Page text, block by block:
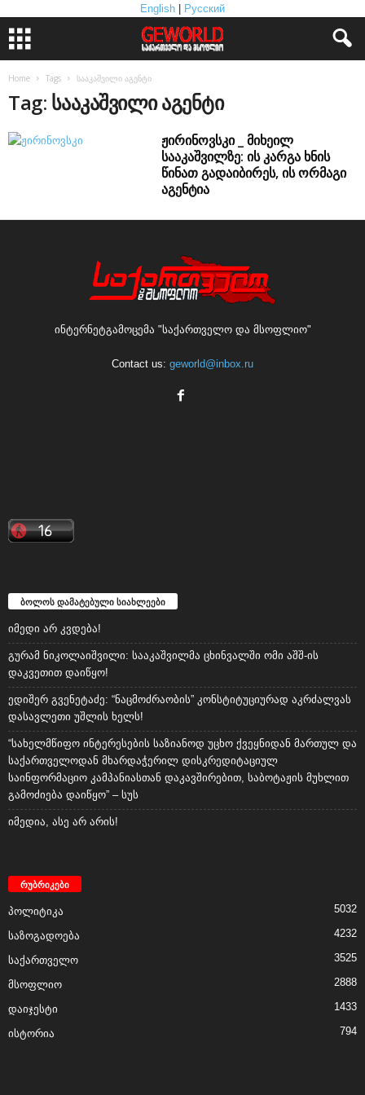
English Русский
Home Tags სააკაშვილი აგენტი
Tag: სააკაშვილი აგენტი
ჟირინოვსკი _ მიხეილ
სააკაშვილზე: ის კარგა ხნის
წინათ გადაიბირეს, ის ორმაგი
აგენტია
ინტერნეტგამოცემა "საქართველო და მსოფლიო"
Contact us: geworld@inbox.ru
ბოლოს დამატებული სიახლეები
იმედი არ კვდება!
გურამ ნიკოლაიშვილი: სააკაშვილმა ცხინვალში ომი აშშ-ის
დაკვეთით დაიწყო!
ედიშერ გვენეტაძე: “ნაცმოძრაობის” კონსტიტუციურად აკრძალვას
დასავლეთი უშლის ხელს!
“სახელმწიფო ინტერესების საზიანოდ უცხო ქვეყნიდან მართულ და
საქართველოდან მხარდაჭერილ დისკრედიტაციულ
საინფორმაციო კამპანიასთან დაკავშირებით, საბოტაჟის მუხლით
გამოძიება დაიწყო” – სუს
იმედია, ასე არ არის!
რუბრიკები
პოლიტიკა 5032
საზოგადოება 4232
საქართველო 3525
მსოფლიო 2888
დაიჯესტი 1433
ისტორია 794